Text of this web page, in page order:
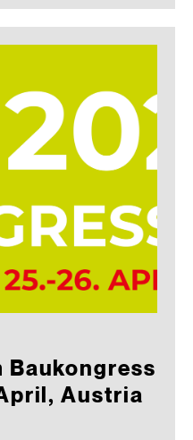
Baukongress
Austria